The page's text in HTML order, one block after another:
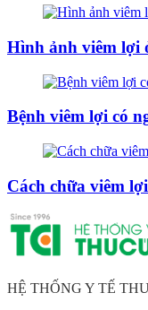
Hình ảnh viêm lợi
Bệnh viêm lợi có
Cách chữa viêm
HỆ THỐNG Y TẾ